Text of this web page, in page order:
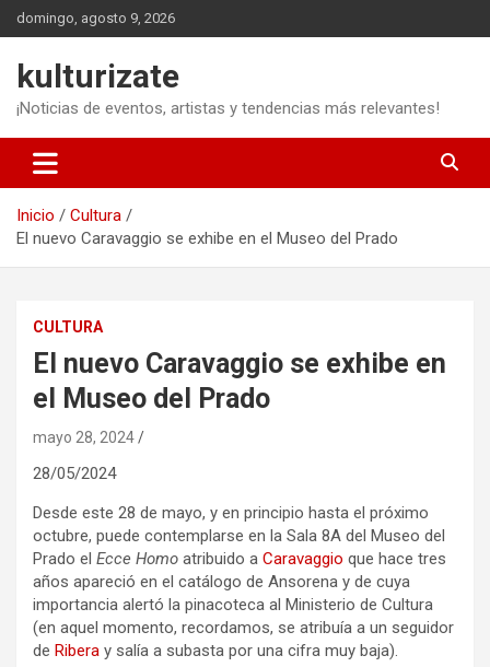
Saltar
al
domingo, agosto 9, 2026
kulturizate
¡Noticias de eventos, artistas y tendencias más relevantes!
Inicio
Cultura
El nuevo Caravaggio se exhibe en el Museo del Prado
CULTURA
El nuevo Caravaggio se exhibe en
el Museo del Prado
mayo 28, 2024
28/05/2024
Desde este 28 de mayo, y en principio hasta el próximo
octubre, puede contemplarse en la Sala 8A del Museo del
Prado el Ecce Homo atribuido a Caravaggio que hace tres
años apareció en el catálogo de Ansorena y de cuya
importancia alertó la pinacoteca al Ministerio de Cultura
(en aquel momento, recordamos, se atribuía a un seguidor
de Ribera y salía a subasta por una cifra muy baja).